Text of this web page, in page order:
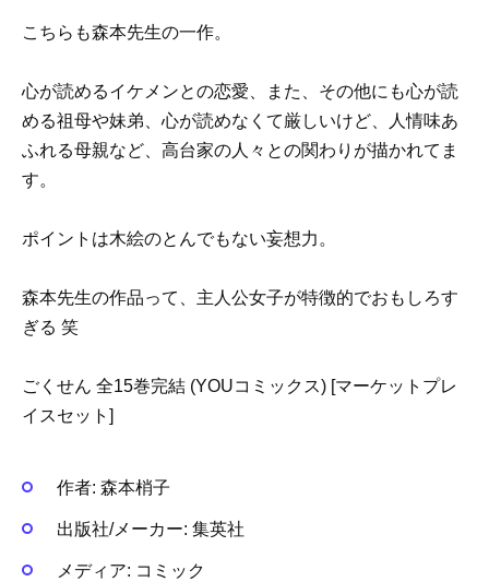
こちらも森本先生の一作。
心が読めるイケメンとの恋愛、また、その他にも心が読
める祖母や妹弟、心が読めなくて厳しいけど、人情味あ
ふれる母親など、高台家の人々との関わりが描かれてま
す。
ポイントは木絵のとんでもない妄想力。
森本先生の作品って、主人公女子が特徴的でおもしろす
ぎる 笑
ごくせん 全15巻完結 (YOUコミックス) [マーケットプレ
イスセット]
作者: 森本梢子
出版社/メーカー: 集英社
メディア: コミック